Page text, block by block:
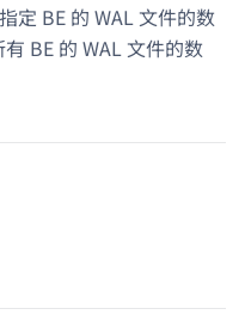
定 BE 的 WAL 文件的数
BE 的 WAL 文件的数